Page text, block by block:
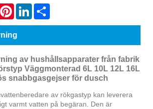
PinterestLinkedIn
av hushållsapparater från fabrik
Väggmonterad 6L 10L 12L 16L
snabbgasgejser för dusch
av rökgastyp kan leverera
varmt vatten på begäran. Den är